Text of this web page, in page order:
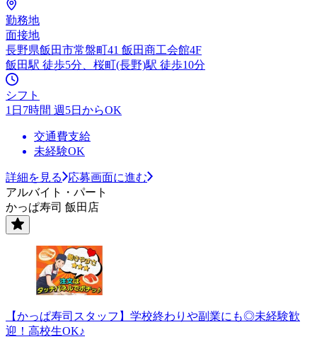
勤務地
面接地
長野県飯田市常盤町41 飯田商工会館4F
飯田駅 徒歩5分、桜町(長野)駅 徒歩10分
シフト
1日7時間 週5日からOK
交通費支給
未経験OK
詳細を見る
応募画面に進む
アルバイト・パート
かっぱ寿司 飯田店
【かっぱ寿司スタッフ】学校終わりや副業にも◎未経験歓
迎！高校生OK♪